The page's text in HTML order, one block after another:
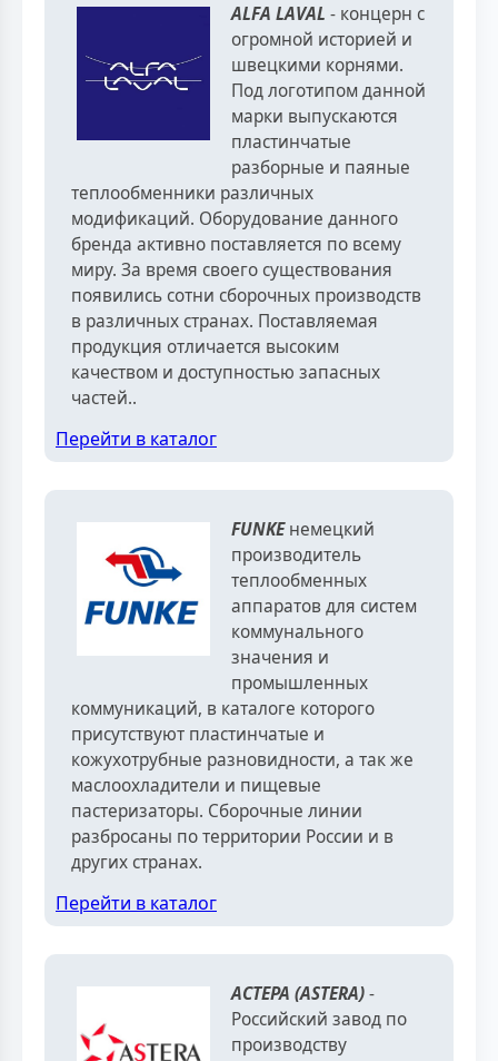
ALFA LAVAL - концерн с
огромной историей и
швецкими корнями.
Под логотипом данной
марки выпускаются
пластинчатые
разборные и паяные
теплообменники различных
модификаций. Оборудование данного
бренда активно поставляется по всему
миру. За время своего существования
появились сотни сборочных производств
в различных странах. Поставляемая
продукция отличается высоким
качеством и доступностью запасных
частей..
Перейти в каталог
FUNKEнемецкий
производитель
теплообменных
аппаратов для систем
коммунального
значения и
промышленных
коммуникаций, в каталоге которого
присутствуют пластинчатые и
кожухотрубные разновидности, а так же
маслоохладители и пищевые
пастеризаторы. Сборочные линии
разбросаны по территории России и в
других странах.
Перейти в каталог
АСТЕРА (ASTERA)-
Российский завод по
производству